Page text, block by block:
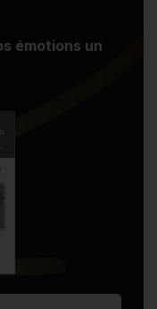
émotions un